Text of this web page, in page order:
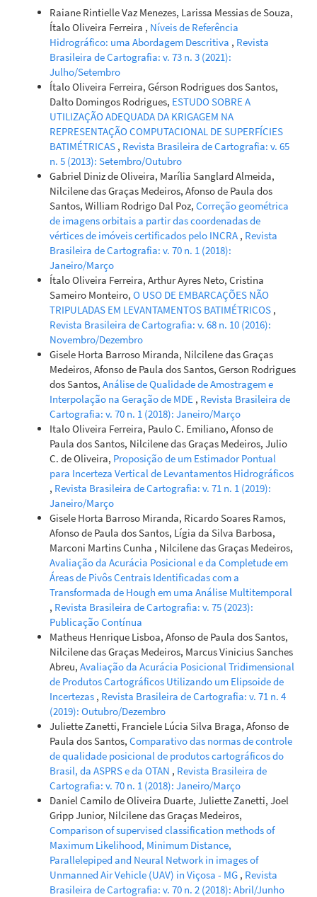
Italo Oliveira Ferreira, Laura Coelho de Andrade, Victoria
Gibrim Teixeira, Felipe Catão Mesquita Santos(2022)
State of art of bathymetric surveys.Boletim de Ciências
Geodésicas, 28(1).
10.1590/s1982-21702022000100002
Italo Oliveira Ferreira, Afonso de Paula dos Santos, Júlio
César de Oliveira, Nilcilene das Graças Medeiros, Paulo César
Emiliano (2019)
ROBUST METHODOLOGY FOR DETECTION OF SPIKES IN
MULTIBEAM ECHO SOUNDER DATA. Boletim de Ciências
Geodésicas, 25(3).
10.1590/s1982-21702019000300014
Raiane Rintielle Vaz Menezes, Larissa Messias de Souza,
Ítalo Oliveira Ferreira , Níveis de Referência
Hidrográfico: uma Abordagem Descritiva , Revista
Brasileira de Cartografia: v. 73 n. 3 (2021):
Julho/Setembro
Ítalo Oliveira Ferreira, Gérson Rodrigues dos Santos,
Dalto Domingos Rodrigues, ESTUDO SOBRE A
UTILIZAÇÃO ADEQUADA DA KRIGAGEM NA
REPRESENTAÇÃO COMPUTACIONAL DE SUPERFÍCIES
BATIMÉTRICAS , Revista Brasileira de Cartografia: v. 65
n. 5 (2013): Setembro/Outubro
Gabriel Diniz de Oliveira, Marília Sanglard Almeida,
Nilcilene das Graças Medeiros, Afonso de Paula dos
Santos, William Rodrigo Dal Poz, Correção geométrica
de imagens orbitais a partir das coordenadas de
vértices de imóveis certificados pelo INCRA , Revista
Brasileira de Cartografia: v. 70 n. 1 (2018):
Janeiro/Março
Ítalo Oliveira Ferreira, Arthur Ayres Neto, Cristina
Sameiro Monteiro, O USO DE EMBARCAÇÕES NÃO
TRIPULADAS EM LEVANTAMENTOS BATIMÉTRICOS ,
Revista Brasileira de Cartografia: v. 68 n. 10 (2016):
Novembro/Dezembro
Gisele Horta Barroso Miranda, Nilcilene das Graças
Medeiros, Afonso de Paula dos Santos, Gerson Rodrigues
dos Santos, Análise de Qualidade de Amostragem e
Interpolação na Geração de MDE , Revista Brasileira de
Cartografia: v. 70 n. 1 (2018): Janeiro/Março
Italo Oliveira Ferreira, Paulo C. Emiliano, Afonso de
Paula dos Santos, Nilcilene das Graças Medeiros, Julio
C. de Oliveira, Proposição de um Estimador Pontual
para Incerteza Vertical de Levantamentos Hidrográficos
, Revista Brasileira de Cartografia: v. 71 n. 1 (2019):
Janeiro/Março
Gisele Horta Barroso Miranda, Ricardo Soares Ramos,
Afonso de Paula dos Santos, Lígia da Silva Barbosa,
Marconi Martins Cunha , Nilcilene das Graças Medeiros,
Avaliação da Acurácia Posicional e da Completude em
Áreas de Pivôs Centrais Identificadas com a
Transformada de Hough em uma Análise Multitemporal
, Revista Brasileira de Cartografia: v. 75 (2023):
Publicação Contínua
Matheus Henrique Lisboa, Afonso de Paula dos Santos,
Nilcilene das Graças Medeiros, Marcus Vinicius Sanches
Abreu, Avaliação da Acurácia Posicional Tridimensional
de Produtos Cartográficos Utilizando um Elipsoide de
Incertezas , Revista Brasileira de Cartografia: v. 71 n. 4
(2019): Outubro/Dezembro
Juliette Zanetti, Franciele Lúcia Silva Braga, Afonso de
Paula dos Santos, Comparativo das normas de controle
de qualidade posicional de produtos cartográficos do
Brasil, da ASPRS e da OTAN , Revista Brasileira de
Cartografia: v. 70 n. 1 (2018): Janeiro/Março
Daniel Camilo de Oliveira Duarte, Juliette Zanetti, Joel
Gripp Junior, Nilcilene das Graças Medeiros,
Comparison of supervised classification methods of
Maximum Likelihood, Minimum Distance,
Parallelepiped and Neural Network in images of
Unmanned Air Vehicle (UAV) in Viçosa - MG , Revista
Brasileira de Cartografia: v. 70 n. 2 (2018): Abril/Junho